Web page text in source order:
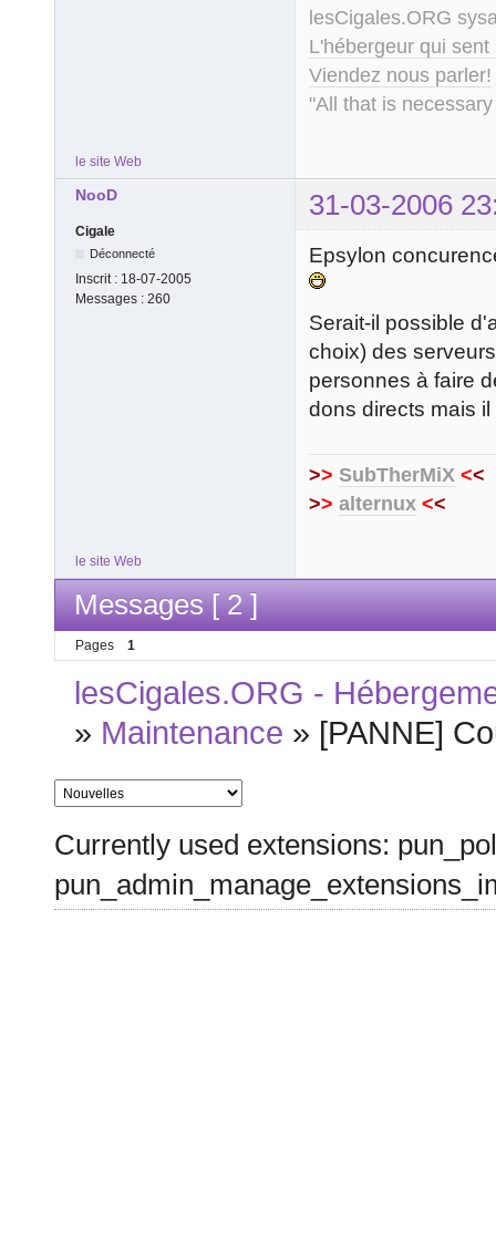
lesCigales.ORG
L'hébergeur qui
Viendez nous parler!
"All that is
le site Web
NooD 31-03-2006
Cigale
Déconnecté
Inscrit : 18-07-2005
Messages : 260
Epsylon
Serait-il possible
choix) des
personnes à faire
dons directs mais
>> SubTherMiX <<
>> alternux <<
le site Web
Messages [ 2 ]
Pages 1
lesCigales.ORG -
» Maintenance » [PANNE]
Currently used extensions: